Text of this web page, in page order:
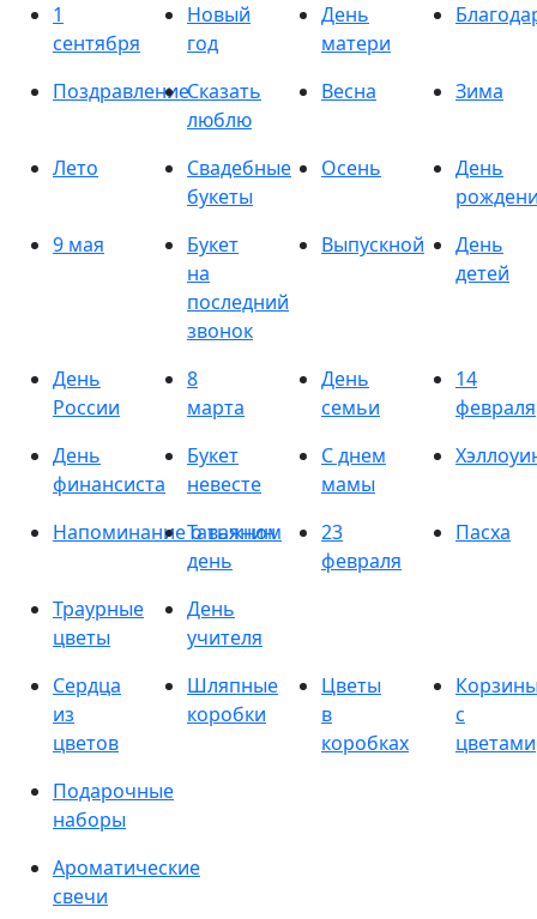
1
сентября
Новый
год
День
матери
ПоздравлениеСказать
люблю
Весна Зима
Лето
Свадебные
букеты
Осень
День
9 мая
Букет
на
последний
звонок
Выпускной
День
детей
День
России
8
марта
День
семьи
14
февраля
День
финансиста
Букет
невесте
С днем
мамы
Напоминание о важном
Татьянин
день
23
февраля
Пасха
Траурные
цветы
День
учителя
Сердца
из
цветов
Шляпные
коробки
Цветы
в
коробках
с
цветами
Подарочные
наборы
Ароматические
свечи